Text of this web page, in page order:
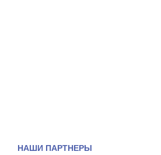
НАШИ ПАРТНЕРЫ